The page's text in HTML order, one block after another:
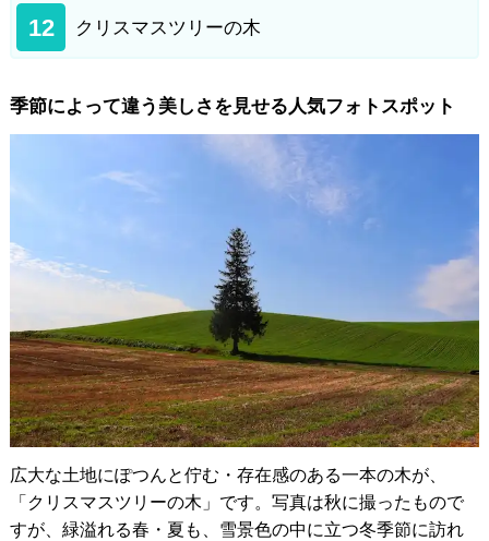
12 クリスマスツリーの木
季節によって違う美しさを見せる人気フォトスポット
広大な土地にぽつんと佇む・存在感のある一本の木が、
「クリスマスツリーの木」です。写真は秋に撮ったもので
すが、緑溢れる春・夏も、雪景色の中に立つ冬季節に訪れ